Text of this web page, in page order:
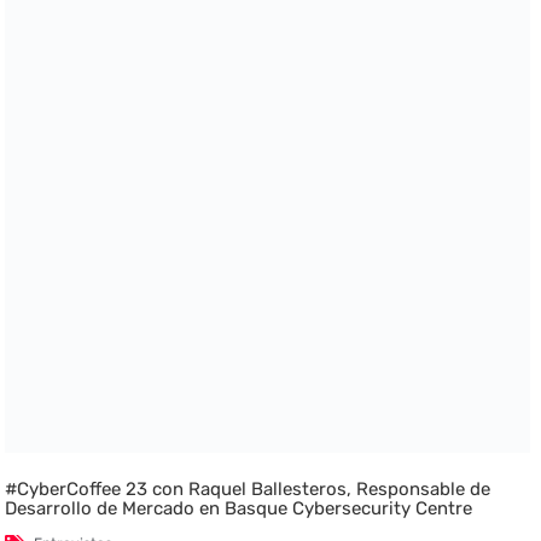
#CyberCoffee 23 con Raquel Ballesteros, Responsable de
Desarrollo de Mercado en Basque Cybersecurity Centre